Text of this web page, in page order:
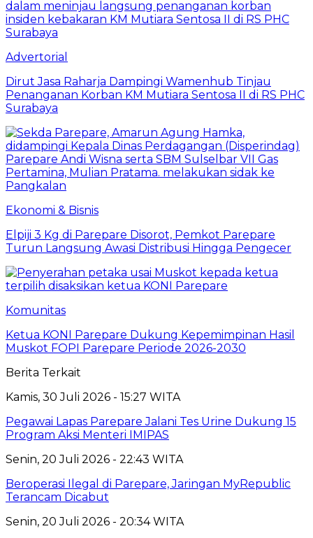
Advertorial
Dirut Jasa Raharja Dampingi Wamenhub Tinjau
Penanganan Korban KM Mutiara Sentosa II di RS PHC
Surabaya
Ekonomi & Bisnis
Elpiji 3 Kg di Parepare Disorot, Pemkot Parepare
Turun Langsung Awasi Distribusi Hingga Pengecer
Komunitas
Ketua KONI Parepare Dukung Kepemimpinan Hasil
Muskot FOPI Parepare Periode 2026-2030
Berita Terkait
Kamis, 30 Juli 2026 - 15:27 WITA
Pegawai Lapas Parepare Jalani Tes Urine Dukung 15
Program Aksi Menteri IMIPAS
Senin, 20 Juli 2026 - 22:43 WITA
Beroperasi Ilegal di Parepare, Jaringan MyRepublic
Terancam Dicabut
Senin, 20 Juli 2026 - 20:34 WITA